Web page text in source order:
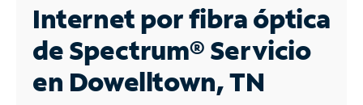
Business
Contáctanos
Internet por fibra óptica
de Spectrum®Servicio
en Dowelltown, TN